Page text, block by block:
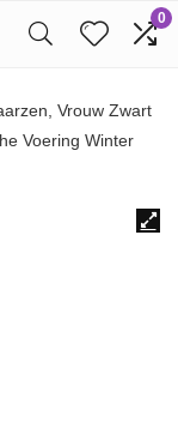
0
Vrouw Zwart
Voering Winter